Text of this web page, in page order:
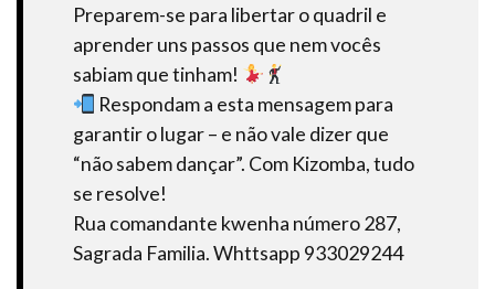
Preparem-se para libertar o quadril e
aprender uns passos que nem vocês
sabiam que tinham!
Respondam a esta mensagem para
garantir o lugar – e não vale dizer que
“não sabem dançar”. Com Kizomba, tudo
se resolve!
Rua comandante kwenha número 287,
Sagrada Familia. Whttsapp 933029244